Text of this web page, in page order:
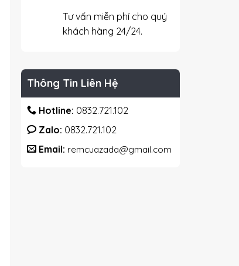
Tư vấn miễn phí cho quý
khách hàng 24/24.
Thông Tin Liên Hệ
Hotline: 0832.721.102
Zalo: 0832.721.102
Email: remcuazada@gmail.com